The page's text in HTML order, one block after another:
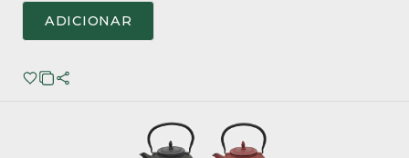
ADICIONAR